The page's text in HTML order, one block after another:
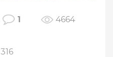
1 4664
316